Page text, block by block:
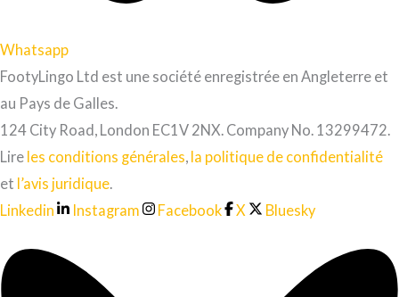
Whatsapp
FootyLingo Ltd est une société enregistrée en Angleterre et
au Pays de Galles.
124 City Road, London EC1V 2NX. Company No. 13299472.
Lire les conditions générales, la politique de confidentialité
et l’avis juridique.
Linkedin
Instagram Facebook X Bluesky